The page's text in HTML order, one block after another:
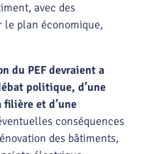
avec des
le plan économique,
du PEF devraient a
politique, d’une
filière et d’une
conséquences
des bâtiments,